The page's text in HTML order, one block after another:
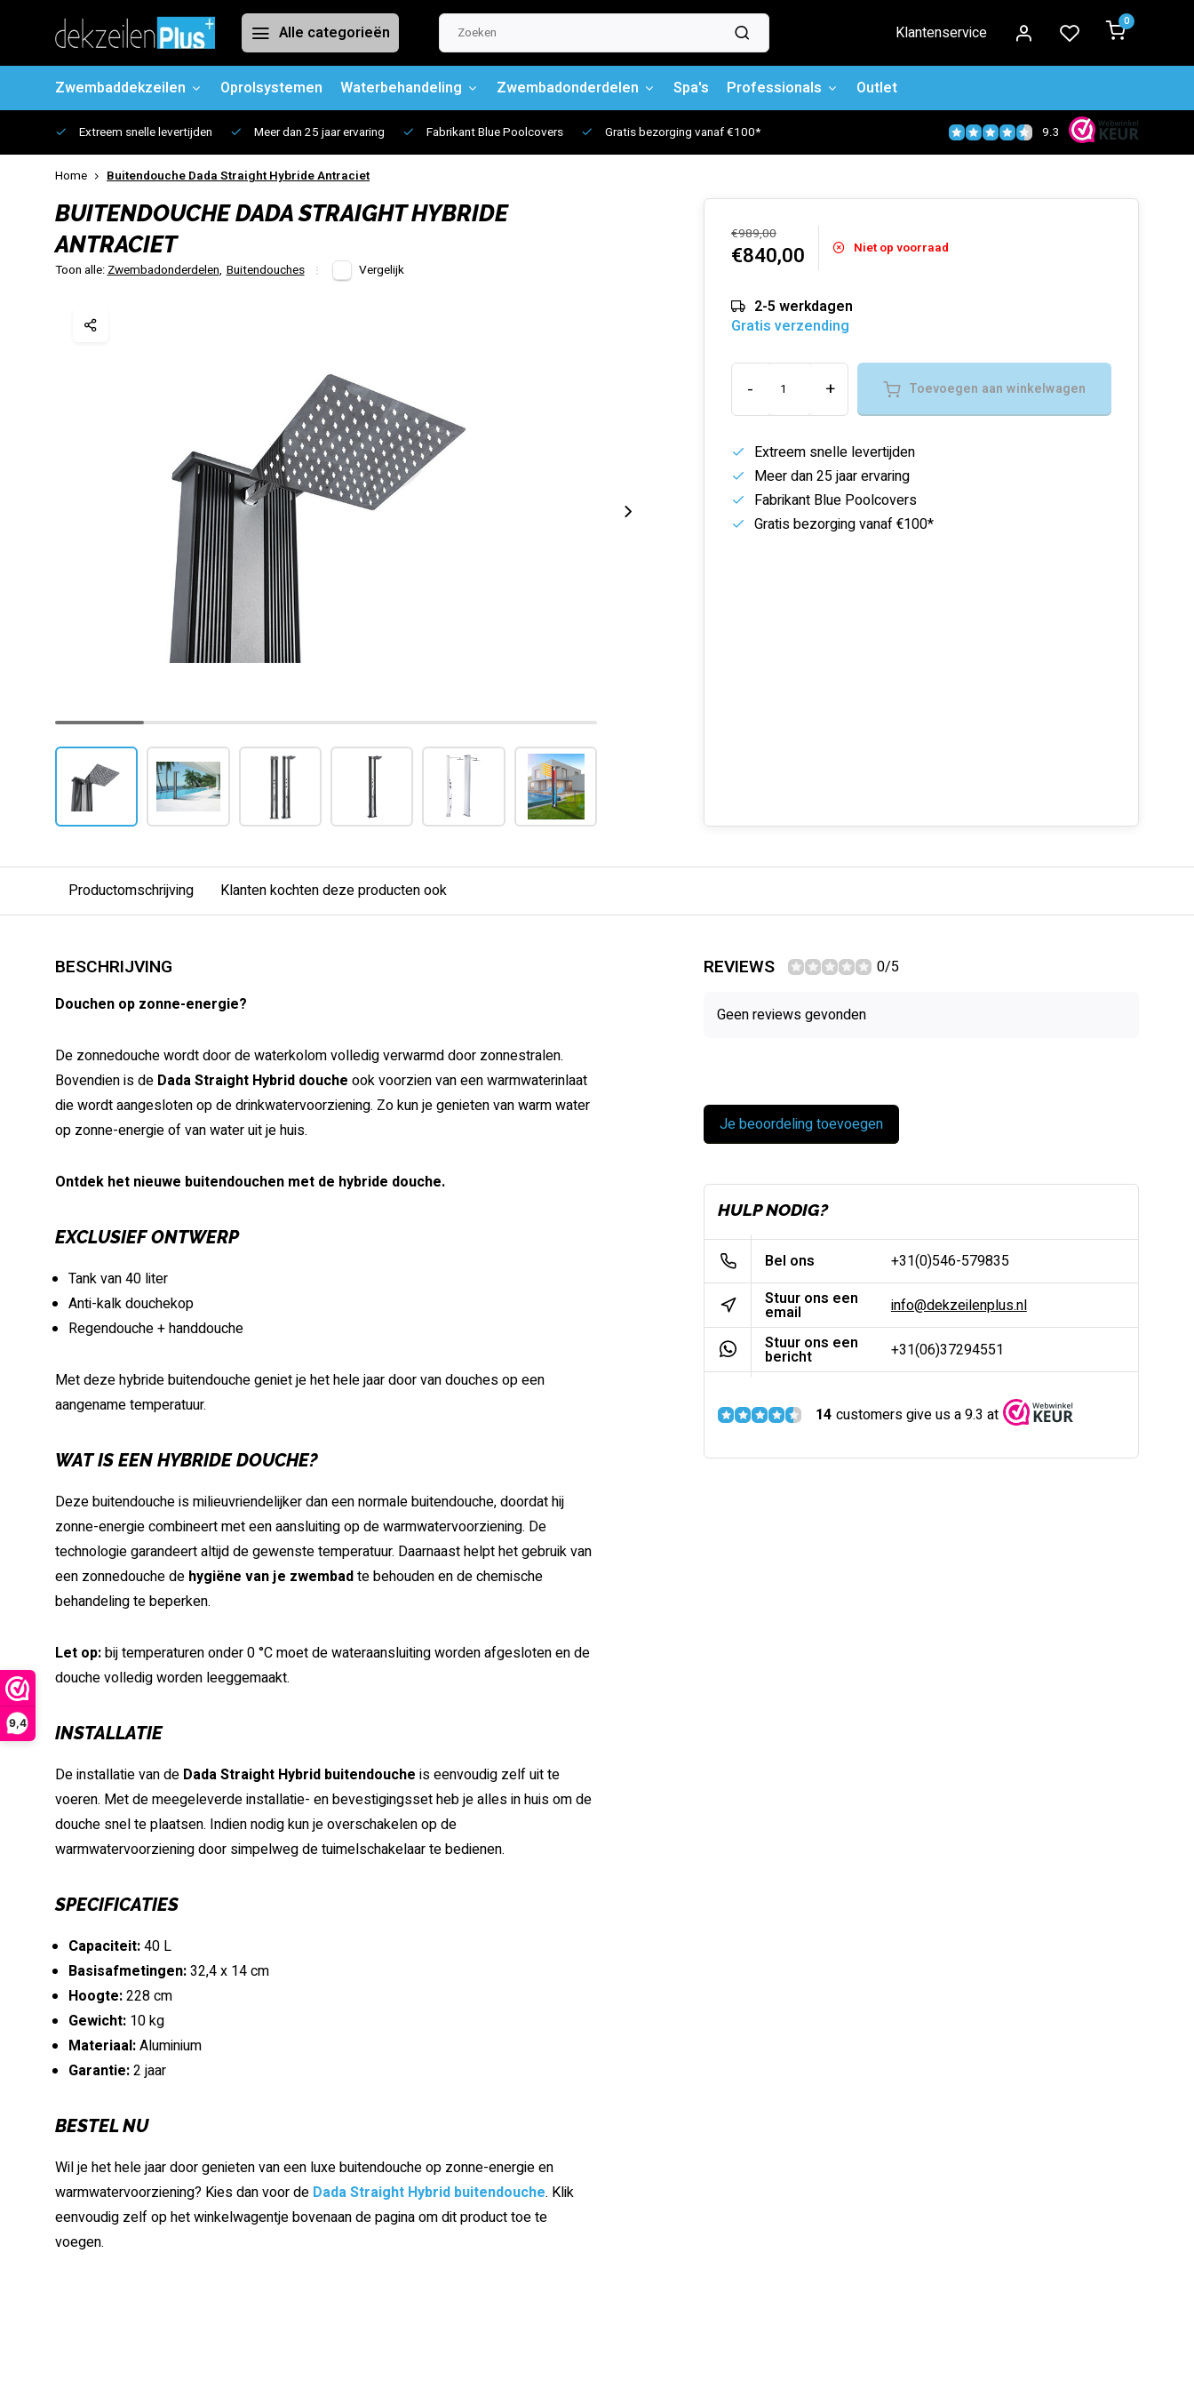
9,4
Alle categorieën Klantenservice
0
Zwembaddekzeilen Oprolsystemen Waterbehandeling Zwembadonderdelen Spa's Professionals Outlet
Extreem snelle levertijden Meer dan 25 jaar ervaring Fabrikant Blue Poolcovers Gratis bezorging vanaf €100* 9.3
Home Buitendouche Dada Straight Hybride Antraciet
BUITENDOUCHE DADA STRAIGHT HYBRIDE
ANTRACIET
Toon alle: Zwembadonderdelen, Buitendouches Vergelijk
€989,00
€840,00 Niet op voorraad
2-5 werkdagen
Gratis verzending
- + Toevoegen aan winkelwagen
Extreem snelle levertijden
Meer dan 25 jaar ervaring
Fabrikant Blue Poolcovers
Gratis bezorging vanaf €100*
Productomschrijving Klanten kochten deze producten ook
BESCHRIJVING
Douchen op zonne-energie?
De zonnedouche wordt door de waterkolom volledig verwarmd door zonnestralen.
Bovendien is de Dada Straight Hybrid douche ook voorzien van een warmwaterinlaat
die wordt aangesloten op de drinkwatervoorziening. Zo kun je genieten van warm water
op zonne-energie of van water uit je huis.
Ontdek het nieuwe buitendouchen met de hybride douche.
EXCLUSIEF ONTWERP
Tank van 40 liter
Anti-kalk douchekop
Regendouche + handdouche
Met deze hybride buitendouche geniet je het hele jaar door van douches op een
aangename temperatuur.
WAT IS EEN HYBRIDE DOUCHE?
Deze buitendouche is milieuvriendelijker dan een normale buitendouche, doordat hij
zonne-energie combineert met een aansluiting op de warmwatervoorziening. De
technologie garandeert altijd de gewenste temperatuur. Daarnaast helpt het gebruik van
een zonnedouche de hygiëne van je zwembadte behouden en de chemische
behandeling te beperken.
Let op:bij temperaturen onder 0 °C moet de wateraansluiting worden afgesloten en de
douche volledig worden leeggemaakt.
INSTALLATIE
De installatie van de Dada Straight Hybrid buitendouche is eenvoudig zelf uit te
voeren. Met de meegeleverde installatie- en bevestigingsset heb je alles in huis om de
douche snel te plaatsen. Indien nodig kun je overschakelen op de
warmwatervoorziening door simpelweg de tuimelschakelaar te bedienen.
SPECIFICATIES
Capaciteit:40 L
Basisafmetingen:32,4 x 14 cm
Hoogte:228 cm
Gewicht: 10 kg
Materiaal:Aluminium
Garantie:2 jaar
BESTEL NU
Wil je het hele jaar door genieten van een luxe buitendouche op zonne-energie en
warmwatervoorziening? Kies dan voor de Dada Straight Hybrid buitendouche. Klik
eenvoudig zelf op het winkelwagentje bovenaan de pagina om dit product toe te
voegen.
REVIEWS 0/5
Geen reviews gevonden
Je beoordeling toevoegen
HULP NODIG?
Bel ons
+31(0)546-579835
Stuur ons een
email
info@dekzeilenplus.nl
Stuur ons een
bericht +31(06)37294551
14 customers give us a 9.3 at